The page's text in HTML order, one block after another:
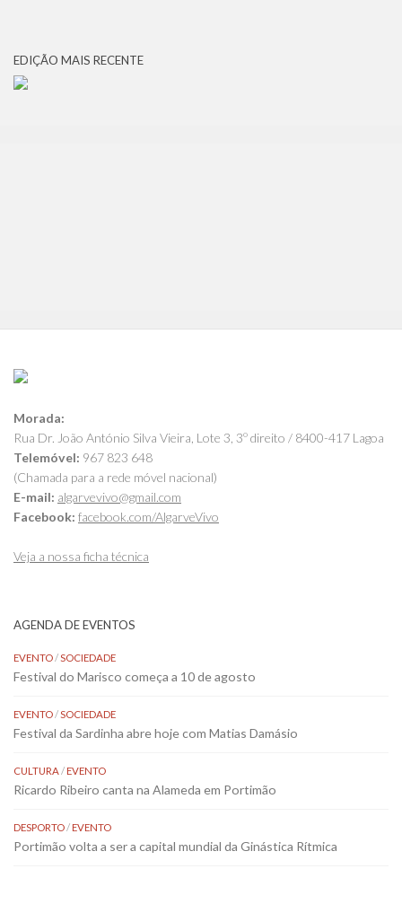
EDIÇÃO MAIS RECENTE
Morada:
Rua Dr. João António Silva Vieira, Lote 3, 3º direito / 8400-417 Lagoa
Telemóvel: 967 823 648
(Chamada para a rede móvel nacional)
E-mail: algarvevivo@gmail.com
Facebook: facebook.com/AlgarveVivo
Veja a nossa ficha técnica
AGENDA DE EVENTOS
EVENTO/SOCIEDADE
Festival do Marisco começa a 10 de agosto
EVENTO/SOCIEDADE
Festival da Sardinha abre hoje com Matias Damásio
CULTURA/EVENTO
Ricardo Ribeiro canta na Alameda em Portimão
DESPORTO/EVENTO
Portimão volta a ser a capital mundial da Ginástica Rítmica